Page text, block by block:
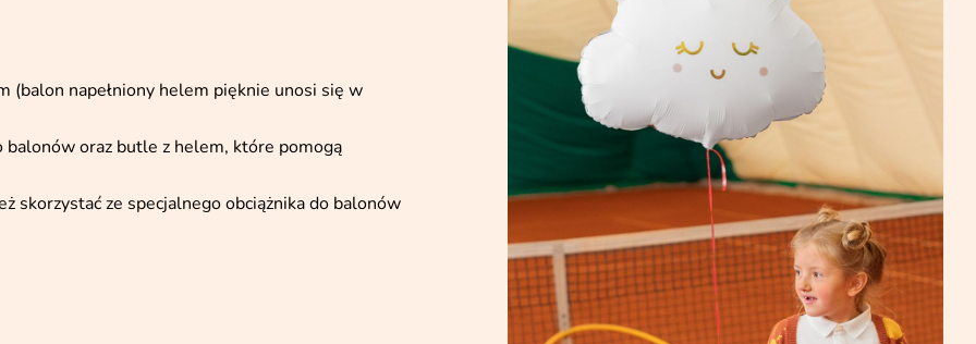
(balon napełniony helem pięknie unosi się w
oraz butle z helem, które pomogą
skorzystać ze specjalnego obciążnika do balonów